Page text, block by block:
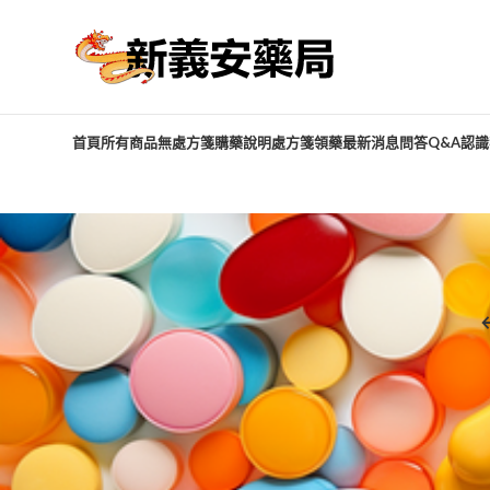
首頁所有商品無處方箋購藥說明處方箋領藥最新消息問答Q&A認